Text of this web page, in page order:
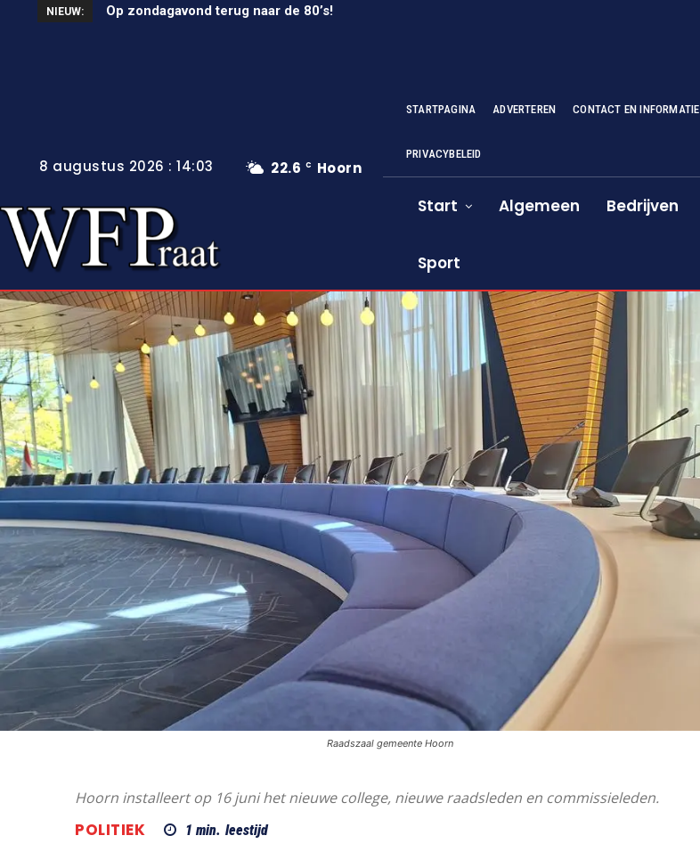
NIEUW: Op zondagavond terug naar de 80’s!
Unieke wielerkoers in Wervershoof
22.6 C Hoorn
8 augustus 2026 : 14:03
STARTPAGINA ADVERTEREN CONTACT EN INFORMATIE
PRIVACYBELEID
Start Algemeen Bedrijven
Sport
Raadszaal gemeente Hoorn
Hoorn installeert op 16 juni het nieuwe college, nieuwe raadsleden en commissieleden.
POLITIEK 1 min. leestijd